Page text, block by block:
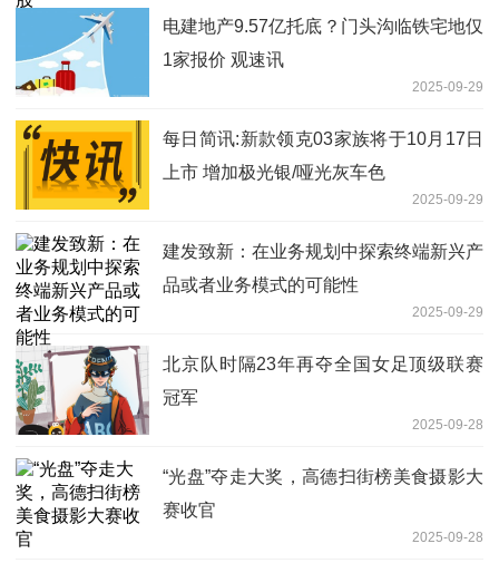
电建地产9.57亿托底？门头沟临铁宅地仅
1家报价 观速讯
2025-09-29
每日简讯:新款领克03家族将于10月17日
上市 增加极光银/哑光灰车色
2025-09-29
建发致新：在业务规划中探索终端新兴产
品或者业务模式的可能性
2025-09-29
北京队时隔23年再夺全国女足顶级联赛
冠军
2025-09-28
“光盘”夺走大奖，高德扫街榜美食摄影大
赛收官
2025-09-28